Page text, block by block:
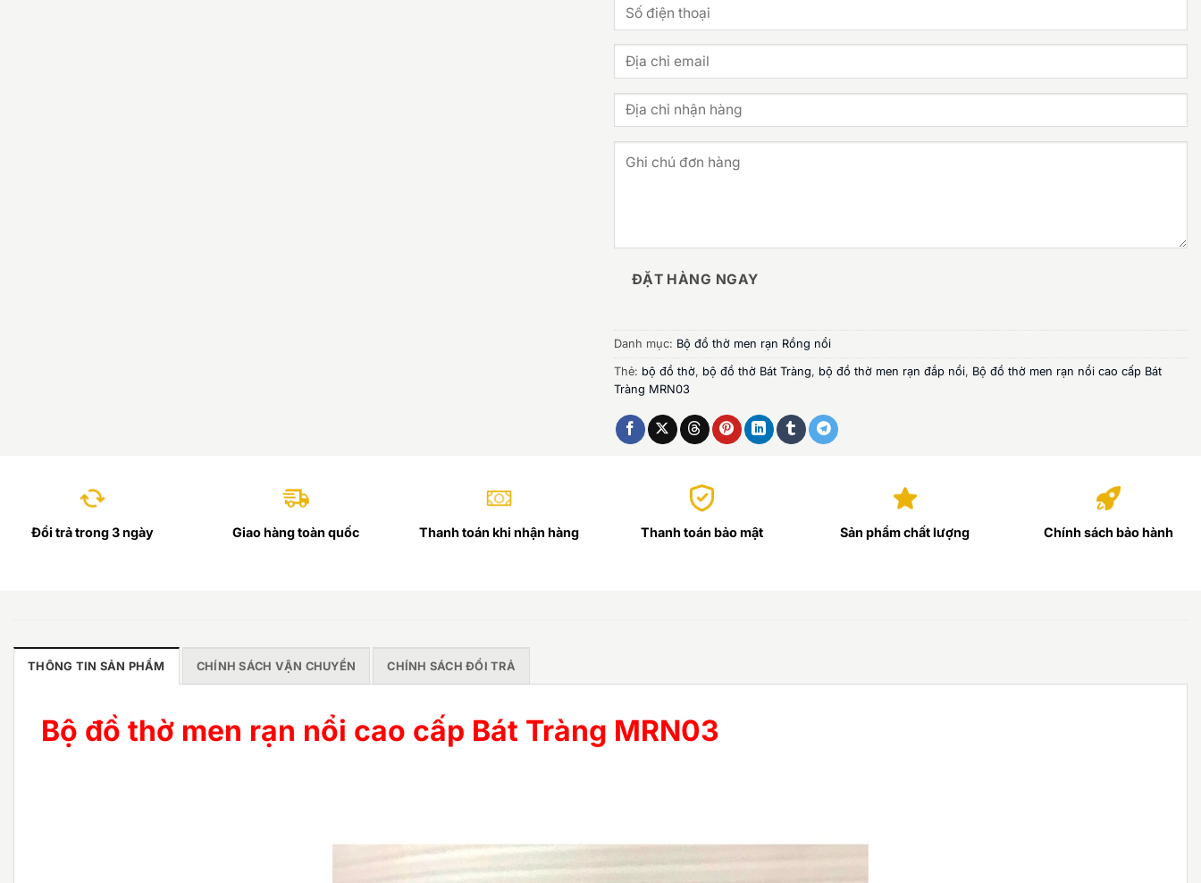
ĐẶT HÀNG NGAY
Danh mục: Bộ đồ thờ men rạn Rồng nổi
Thẻ: bộ đồ thờ, bộ đồ thờ Bát Tràng, bộ đồ thờ men rạn đắp nổi, Bộ đồ thờ men rạn nổi cao cấp Bát
Tràng MRN03
Đổi trả trong 3 ngày Giao hàng toàn quốc Thanh toán khi nhận hàng Thanh toán bảo mật Sản phẩm chất lượng Chính sách bảo hành
THÔNG TIN SẢN PHẨM CHÍNH SÁCH VẬN CHUYỂN CHÍNH SÁCH ĐỔI TRẢ
Bộ đồ thờ men rạn nổi cao cấp Bát Tràng MRN03